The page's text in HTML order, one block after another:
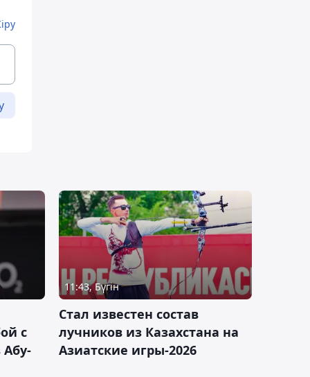
с
Абу-
11:43, Бүгін
Стал известен состав
лучников из Казахстана на
Азиатские игры-2026